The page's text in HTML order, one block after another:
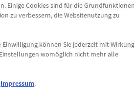
inkl.
MwSt.
andiesen Standorten
Einige Cookies sind für die Grundfunktionen
zu verbessern, die Websitenutzung zu
können Sie jederzeit mit
womöglich nicht mehr alle
Impressum.